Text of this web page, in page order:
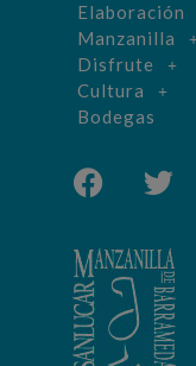
Elaboración
Manzanilla
Disfrute
Cultura
Bodegas